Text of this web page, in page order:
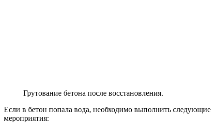
Грутование бетона после восстановления.
Если в бетон попала вода, необходимо выполнить следующие
мероприятия: